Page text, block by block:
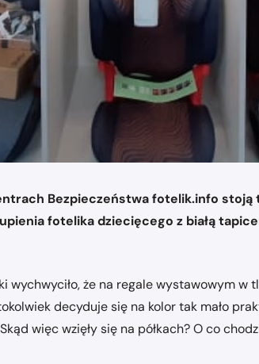
Bezpieczeństwa fotelik.info stoją
fotelika dziecięcego z białą
że na regale wystawowym w
decyduje się na kolor tak mało
więc wzięły się na półkach? O co